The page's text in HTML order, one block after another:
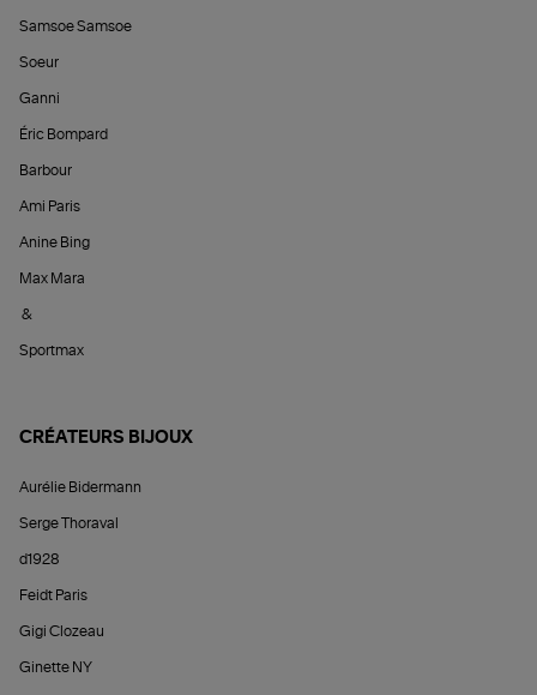
Samsoe Samsoe
Soeur
Ganni
Éric Bompard
Barbour
Ami Paris
Anine Bing
Max Mara
&
Sportmax
CRÉATEURS BIJOUX
Aurélie Bidermann
Serge Thoraval
d1928
Feidt Paris
Gigi Clozeau
Ginette NY